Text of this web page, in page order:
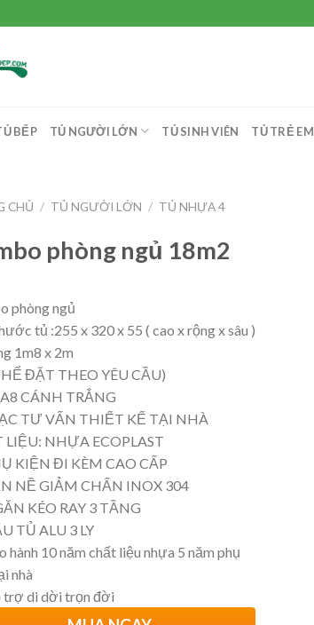
BẾP TỦ NGƯỜI LỚN TỦ SINH VIÊN TỦ TRẺ EM
CHỦ / TỦ NGƯỜI LỚN / TỦ NHỰA 4
phòng ngủ 18m2
phòng ngủ
tủ :255 x 320 x 55 ( cao x rộng x sâu )
1m8 x 2m
ĐẶT THEO YÊU CẦU)
CÁNH TRẮNG
TƯ VẤN THIẾT KẾ TẠI NHÀ
LIỆU: NHỰA ECOPLAST
KIỆN ĐI KÈM CAO CẤP
NỀ GIẢM CHẤN INOX 304
KÉO RAY 3 TẦNG
TỦ ALU 3 LY
hành 10 năm chất liệu nhựa 5 năm phụ
nhà
trợ di dời trọn đời